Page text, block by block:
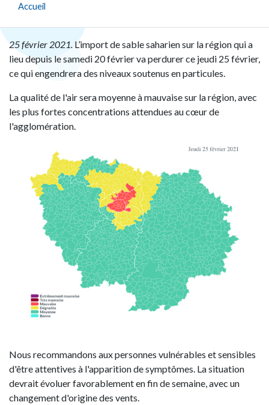
Accueil
25 février 2021. L’import de sable saharien sur la région qui a
lieu depuis le samedi 20 février va perdurer ce jeudi 25 février,
ce qui engendrera des niveaux soutenus en particules.
La qualité de l'air sera moyenne à mauvaise sur la région, avec
les plus fortes concentrations attendues au cœur de
l'agglomération.
Nous recommandons aux personnes vulnérables et sensibles
d'être attentives à l'apparition de symptômes. La situation
devrait évoluer favorablement en fin de semaine, avec un
changement d'origine des vents.